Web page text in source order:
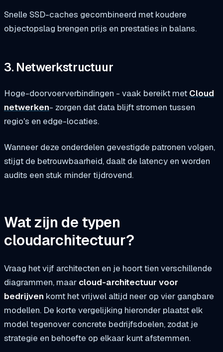
Snelle SSD-caches gecombineerd met koudere
objectopslag brengen prijs en prestaties in balans.
3. Netwerkstructuur
Hoge-doorvoerverbindingen - vaak bereikt met Cloud
netwerken- zorgen dat data blijft stromen tussen
regio's en edge-locaties.
Wanneer deze onderdelen gevestigde patronen volgen,
stijgt de betrouwbaarheid, daalt de latency en worden
audits een stuk minder tijdrovend.
Wat zijn de typen
cloudarchitectuur?
Vraag het vijf architecten en je hoort tien verschillende
diagrammen, maar cloud-architectuur voor
bedrijven komt het vrijwel altijd neer op vier gangbare
modellen. De korte vergelijking hieronder plaatst elk
model tegenover concrete bedrijfsdoelen, zodat je
strategie en behoefte op elkaar kunt afstemmen.